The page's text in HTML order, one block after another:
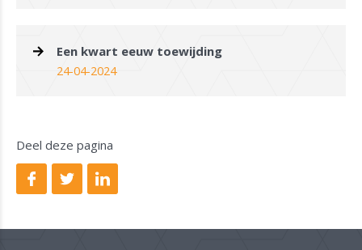
Een kwart eeuw toewijding
24-04-2024
Deel deze pagina